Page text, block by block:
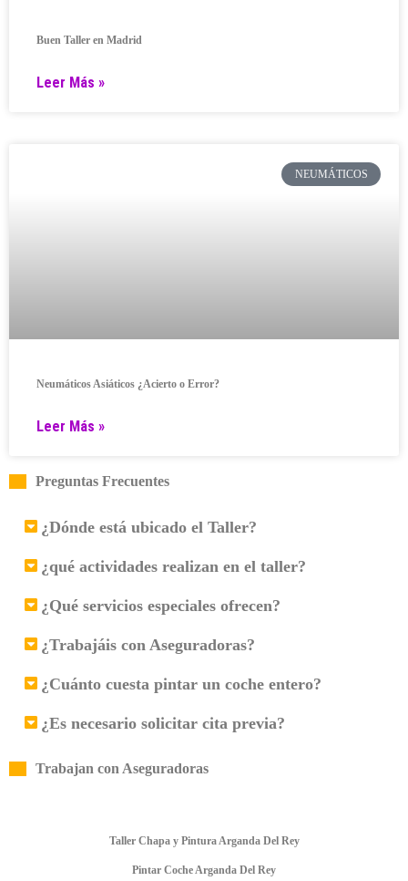
Buen Taller en Madrid
Leer Más »
NEUMÁTICOS
Neumáticos Asiáticos ¿Acierto o Error?
Leer Más »
Preguntas Frecuentes
¿Dónde está ubicado el Taller?
¿qué actividades realizan en el taller?
¿Qué servicios especiales ofrecen?
¿Trabajáis con Aseguradoras?
¿Cuánto cuesta pintar un coche entero?
¿Es necesario solicitar cita previa?
Trabajan con Aseguradoras
Taller Chapa y Pintura Arganda Del Rey
Pintar Coche Arganda Del Rey